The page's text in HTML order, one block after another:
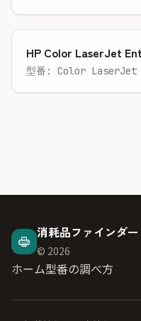
HP Color LaserJet
型番: Color LaserJet
消耗品ファインダー
© 2026
ホーム型番の調べ方